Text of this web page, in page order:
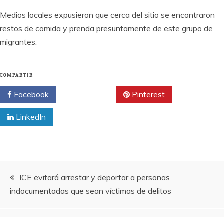
Medios locales expusieron que cerca del sitio se encontraron
restos de comida y prenda presuntamente de este grupo de
migrantes.
COMPARTIR
Facebook Pinterest
LinkedIn
Navegación
ICE evitará arrestar y deportar a personas
indocumentadas que sean víctimas de delitos